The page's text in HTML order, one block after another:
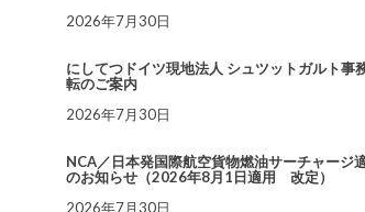
2026年7月30日
にしてつドイツ現地法人 シュツットガルト事
転のご案内
2026年7月30日
NCA／日本発国際航空貨物燃油サーチャージ
のお知らせ（2026年8月1日適用 改定）
2026年7月30日